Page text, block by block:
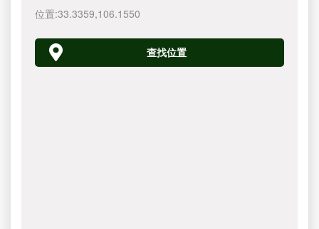
位置:33.3359,106.1550
查找位置